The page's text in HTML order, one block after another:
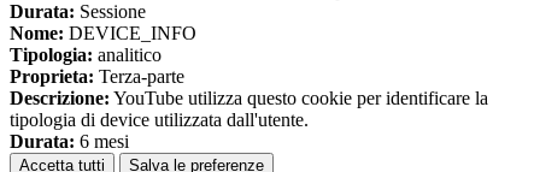
Durata: Sessione
Nome: DEVICE_INFO
Tipologia: analitico
Proprieta: Terza-parte
Descrizione: YouTube utilizza questo cookie per identificare la
tipologia di device utilizzata dall'utente.
Durata: 6 mesi
Accetta tutti Salva le preferenze